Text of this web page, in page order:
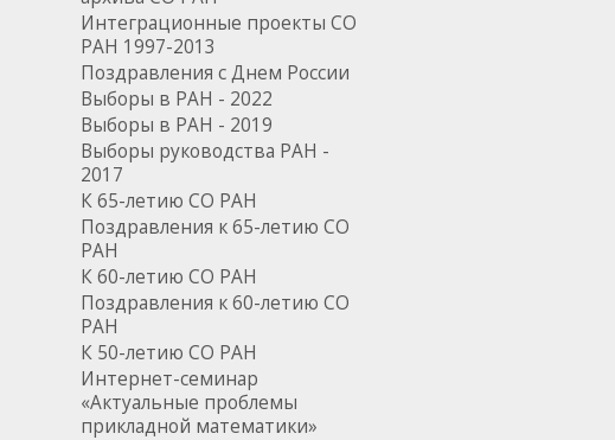
Интеграционные проекты СО
РАН 1997-2013
Поздравления с Днем России
Выборы в РАН - 2022
Выборы в РАН - 2019
Выборы руководства РАН -
2017
К 65-летию СО РАН
Поздравления к 65-летию СО
РАН
К 60-летию СО РАН
Поздравления к 60-летию СО
РАН
К 50-летию СО РАН
Интернет-семинар
«Актуальные проблемы
прикладной математики»